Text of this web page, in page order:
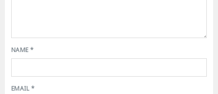
NAME*
EMAIL*